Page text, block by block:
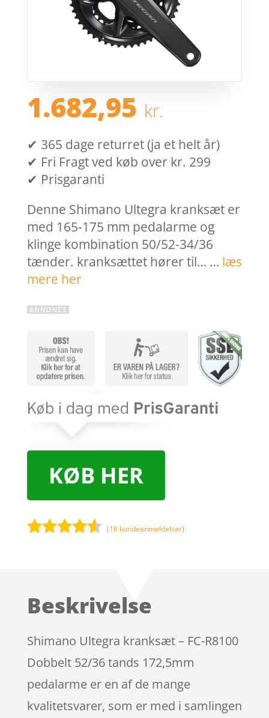
1.682,95 kr.
✔ 365 dage returret (ja et helt år)
✔ Fri Fragt ved køb over kr. 299
✔ Prisgaranti
Denne Shimano Ultegra kranksæt er
med 165-175 mm pedalarme og
klinge kombination 50/52-34/36
tænder. kranksættet hører til… … læs
mere her
KØB HER
på
mmelser
(18 kundeanmeldelser)
Beskrivelse
Shimano Ultegra kranksæt – FC-R8100
Dobbelt 52/36 tands 172,5mm
pedalarme er en af de mange
kvalitetsvarer, som er med i samlingen